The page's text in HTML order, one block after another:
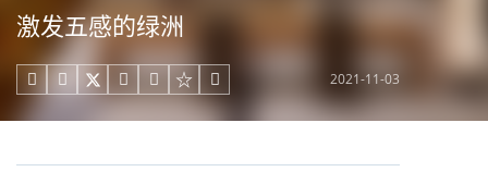
激发五感的绿洲
     2021-11-03